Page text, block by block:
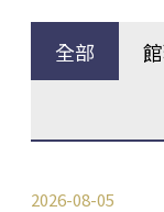
全部
2026-08-05